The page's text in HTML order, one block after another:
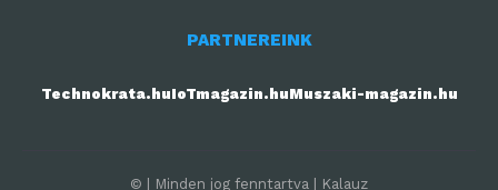
PARTNEREINK
Technokrata.huIoTmagazin.huMuszaki-magazin.hu
© | Minden jog fenntartva | Kalauz